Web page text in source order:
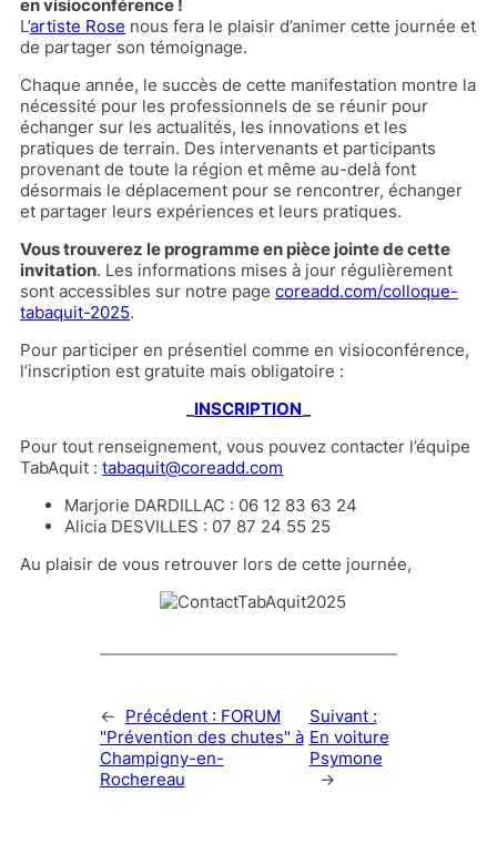
en visioconférence !
L’artiste Rose nous fera le plaisir d’animer cette journée et
de partager son témoignage.
Chaque année, le succès de cette manifestation montre la
nécessité pour les professionnels de se réunir pour
échanger sur les actualités, les innovations et les
pratiques de terrain. Des intervenants et participants
provenant de toute la région et même au-delà font
désormais le déplacement pour se rencontrer, échanger
et partager leurs expériences et leurs pratiques.
Vous trouverez le programme en pièce jointe de cette
invitation. Les informations mises à jour régulièrement
sont accessibles sur notre page coreadd.com/colloque-
tabaquit-2025.
Pour participer en présentiel comme en visioconférence,
l’inscription est gratuite mais obligatoire :
INSCRIPTION
Pour tout renseignement, vous pouvez contacter l’équipe
TabAquit : tabaquit@coreadd.com
Marjorie DARDILLAC : 06 12 83 63 24
Alicia DESVILLES : 07 87 24 55 25
​Au plaisir de vous retrouver lors de cette journée,
← Précédent : FORUM
"Prévention des chutes" à
Champigny-en-
Rochereau
Suivant :
En voiture
Psymone
→